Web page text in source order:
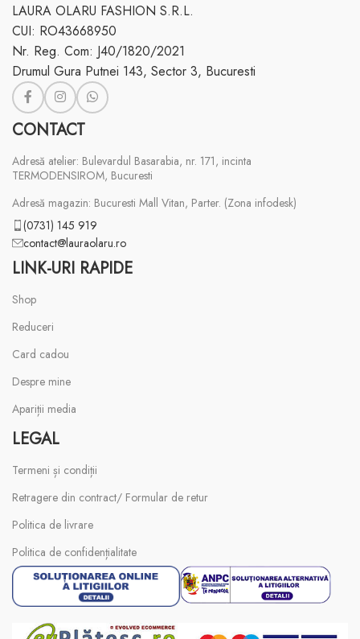
LAURA OLARU FASHION S.R.L.
CUI: RO43668950
Nr. Reg. Com: J40/1820/2021
Drumul Gura Putnei 143, Sector 3, Bucuresti
CONTACT
Adresă atelier: Bulevardul Basarabia, nr. 171, incinta
TERMODENSIROM, Bucuresti
Adresă magazin: Bucuresti Mall Vitan, Parter. (Zona infodesk)
(0731) 145 919
contact@lauraolaru.ro
LINK-URI RAPIDE
Shop
Reduceri
Card cadou
Despre mine
Apariții media
LEGAL
Termeni și condiții
Retragere din contract/ Formular de retur
Politica de livrare
Politica de confidențialitate